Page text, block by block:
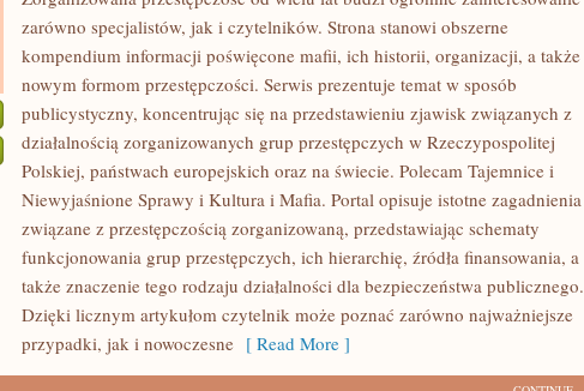
HISTORIA
LEGENDY
MAFII
zarówno specjalistów, jak i czytelników. Strona stanowi obszerne
kompendium informacji poświęcone mafii, ich historii, organizacji, a także
nowym formom przestępczości. Serwis prezentuje temat w sposób
publicystyczny, koncentrując się na przedstawieniu zjawisk związanych z
działalnością zorganizowanych grup przestępczych w Rzeczypospolitej
Polskiej, państwach europejskich oraz na świecie. Polecam Tajemnice i
Niewyjaśnione Sprawy i Kultura i Mafia. Portal opisuje istotne zagadnienia
związane z przestępczością zorganizowaną, przedstawiając schematy
funkcjonowania grup przestępczych, ich hierarchię, źródła finansowania, a
także znaczenie tego rodzaju działalności dla bezpieczeństwa publicznego.
Dzięki licznym artykułom czytelnik może poznać zarówno najważniejsze
przypadki, jak i nowoczesne [ Read More ]